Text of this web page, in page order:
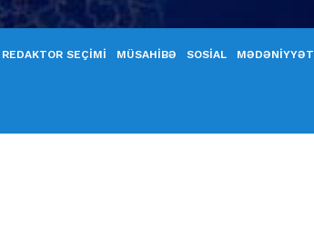
REDAKTOR SEÇİMİ MÜSAHİBƏ SOSİAL MƏDƏNİYYƏT